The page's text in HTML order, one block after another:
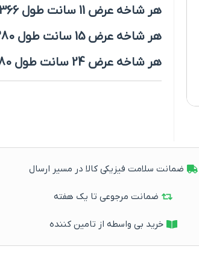
هر شاخه عرض 11 سانت طول 366 سانت
هر شاخه عرض 15 سانت طول 280 سانت
هر شاخه عرض 24 سانت طول 280 سانت
ضمانت سلامت فیزیکی کالا در مسیر ارسال
ضمانت مرجوعی تا یک هفته
خرید بی واسطه از تامین کننده